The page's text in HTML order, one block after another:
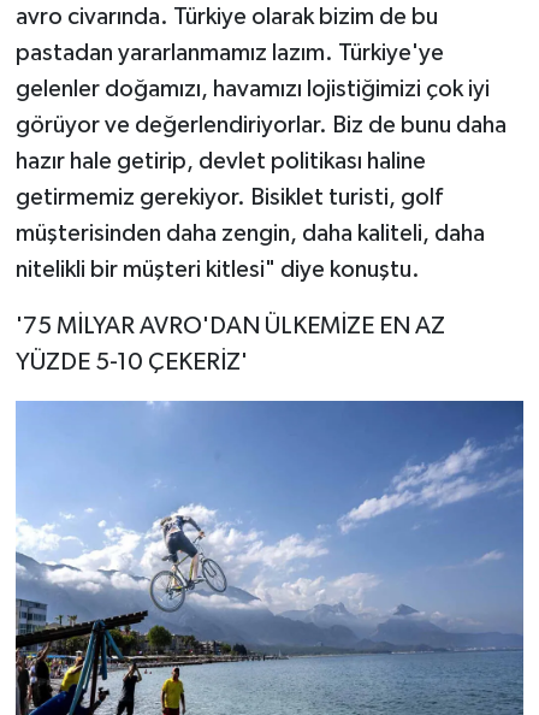
avro civarında. Türkiye olarak bizim de bu
pastadan yararlanmamız lazım. Türkiye'ye
gelenler doğamızı, havamızı lojistiğimizi çok iyi
görüyor ve değerlendiriyorlar. Biz de bunu daha
hazır hale getirip, devlet politikası haline
getirmemiz gerekiyor. Bisiklet turisti, golf
müşterisinden daha zengin, daha kaliteli, daha
nitelikli bir müşteri kitlesi" diye konuştu.
'75 MİLYAR AVRO'DAN ÜLKEMİZE EN AZ
YÜZDE 5-10 ÇEKERİZ'